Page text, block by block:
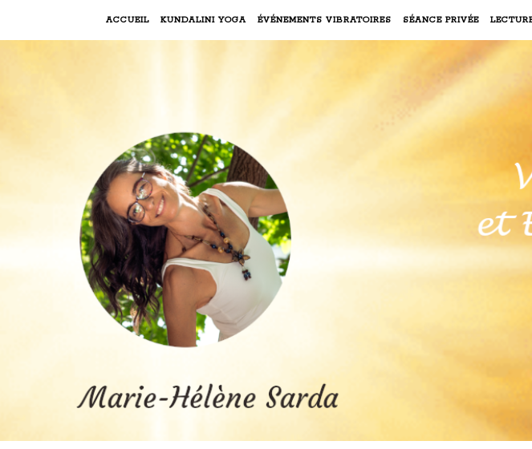
ACCUEIL KUNDALINI YOGA ÉVÉNEMENTS VIBRATOIRES SÉANCE PRIVÉE